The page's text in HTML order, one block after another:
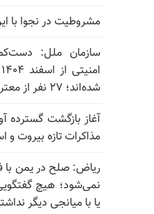
مشروطیت در نجوا با
شده‌اند؛ ۲۷ نفر از معترضان بودند
آغاز بازگشت گسترده
مذاکرات تازه بیروت و
ریاض: صلح در یمن با
نمی‌شود؛ هیچ
یا با میانجی دیگر